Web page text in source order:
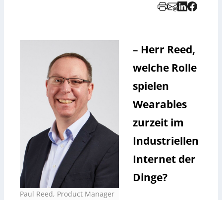
Paul Reed, Product Manager
– Herr Reed,
welche Rolle
spielen
Wearables
zurzeit im
Industriellen
Internet der
Dinge?